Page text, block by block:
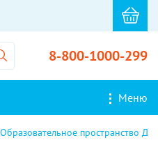
8-800-1000-299
Меню
Образовательное пространство